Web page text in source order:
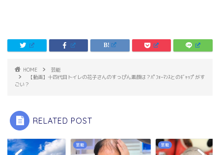
HOME
芸能
【動画】十四代目トイレの花子さんのすっぴん素顔は？ﾊﾟﾌｫｰﾏﾝｽとのｷﾞｬｯﾌﾟがす
ごい？
RELATED POST
芸能 芸能